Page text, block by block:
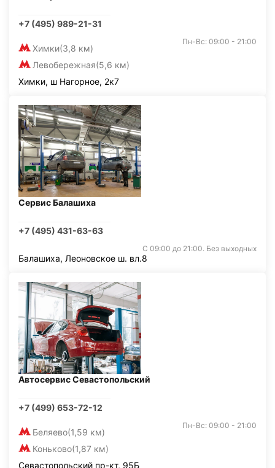
+7 (495) 989-21-31
Химки(3,8 км)
Левобережная(5,6 км)
Пн-Вс: 09:00 - 21:00
Химки, ш Нагорное, 2к7
Сервис Балашиха
+7 (495) 431-63-63
С 09:00 до 21:00. Без выходных
Балашиха, Леоновское ш. вл.8
Автосервис Севастопольский
+7 (499) 653-72-12
Беляево(1,59 км)
Коньково(1,87 км)
Пн-Вс: 09:00 - 21:00
Севастопольский пр-кт, 95Б